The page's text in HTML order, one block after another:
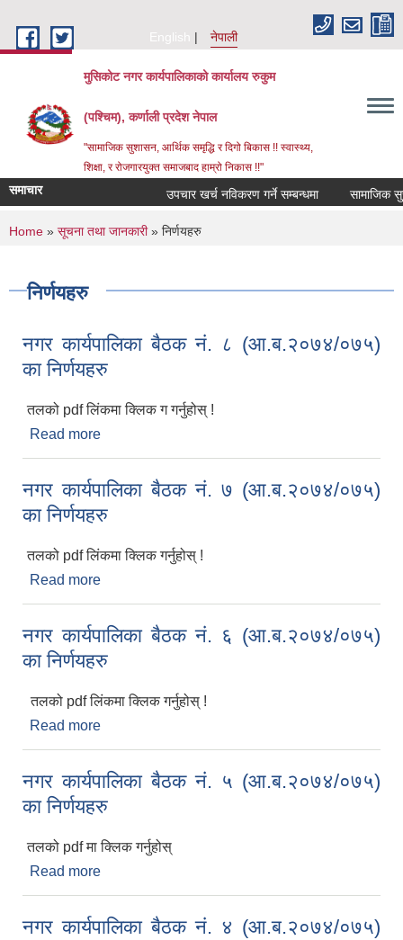
English
नेपाली
मुसिकोट नगर कार्यपालिकाको कार्यालय रुकुम
(पश्चिम), कर्णाली प्रदेश नेपाल
"सामाजिक सुशासन, आर्थिक समृद्धि र दिगो बिकास !! स्वास्थ्य,
शिक्षा, र रोजगारयुक्त समाजबाद हाम्रो निकास !!"
समाचार उपचार खर्च नविकरण गर्ने सम्बन्धमा
You are here
Home » सूचना तथा जानकारी» निर्णयहरु
निर्णयहरु
नगर कार्यपालिका बैठक नं. ८ (आ.ब.२०७४/०७५)
का निर्णयहरु
तलको pdf लिंकमा क्लिक ग गर्नुहोस् !
Read more
नगर कार्यपालिका बैठक नं. ७ (आ.ब.२०७४/०७५)
का निर्णयहरु
तलको pdf लिंकमा क्लिक गर्नुहोस् !
Read more
नगर कार्यपालिका बैठक नं. ६ (आ.ब.२०७४/०७५)
का निर्णयहरु
तलको pdf लिंकमा क्लिक गर्नुहोस् !
Read more
नगर कार्यपालिका बैठक नं. ५ (आ.ब.२०७४/०७५)
का निर्णयहरु
तलको pdf मा क्लिक गर्नुहोस्
Read more
नगर कार्यपालिका बैठक नं. ४ (आ.ब.२०७४/०७५)